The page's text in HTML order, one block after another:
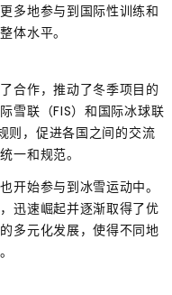
多地参与到国际性训练和
体水平。
合作，推动了冬季项目的
雪联（FIS）和国际冰球联
则，促进各国之间的交流
一和规范。
开始参与到冰雪运动中。
迅速崛起并逐渐取得了优
多元化发展，使得不同地